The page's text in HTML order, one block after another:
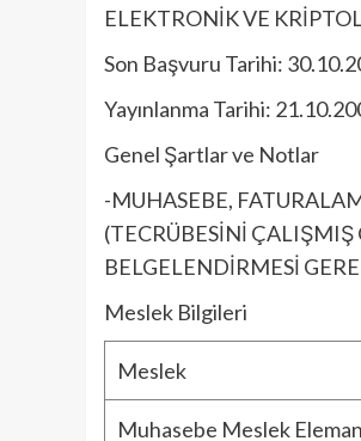
ELEKTRONİK VE
Son Başvuru Tarihi:
Yayınlanma Tarihi:
Genel Şartlar ve Notlar
-MUHASEBE,
(TECRÜBESİNİ
BELGELENDİRMESİ
Meslek Bilgileri
Meslek
Muhasebe Meslek